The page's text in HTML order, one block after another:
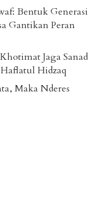
Bentuk Generasi
Gantikan Peran
Jaga Sanad
Hidzaq
Maka Nderes